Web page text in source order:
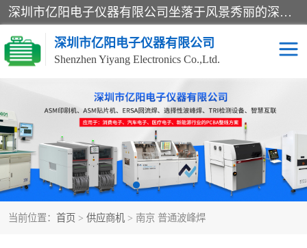
深圳市亿阳电子仪器有限公司坐落于风景秀丽的深圳市光明区，集SMT设备销售务为一体，努力为客户提供电子装配解决方案。与行业**SMT设备厂商：ASM（印刷机，锡膏检查机，贴片机），德国ERSA（爱莎）建立了稳固的代理合作关系，销售的设备一直保持**电子装配行业未来发展方向，能够满足客户各种繁杂产品的生产应用。
深圳市亿阳电子仪器有限公司
Shenzhen Yiyang Electronics Co.,Ltd.
当前位置： 首页 > 供应商机 > 南京 普通波峰焊
SX全自动高速贴片机 E系列中速贴片机
NeoHorizon全自动锡膏印
刷机
选择性波峰焊
VERSAFLOW-335
回流焊HOTFLOW 3/20e 波峰焊
BGA返修台HR600/2 自动光学检测TR7700QE